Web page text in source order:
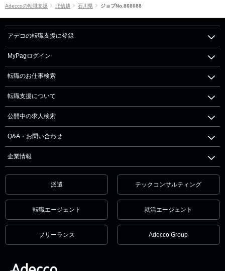
Adeccoの転職支援 北信越 石川県 ジョブNo.868088
アデコの転職支援に登録
MyPagログイン
転職のお仕事検索
転職支援について
公開中の求人検索
Q&A・お問い合わせ
企業情報
派遣 テックコンサルティング
転職エージェント 就活エージェント
フリーランス Adecco Group